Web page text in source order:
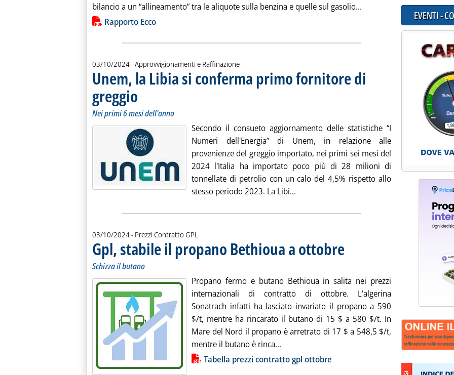
bilancio a un “allineamento” tra le aliquote sulla benzina e quelle sul gasolio... Leggi tutta la notizia:
Lista allegati PDF alla notizia
Rapporto Ecco
03/10/2024- Approvvigionamenti e Raffinazione
Unem, la Libia si conferma primo fornitore di
greggio
Nei primi 6 mesi dell'anno
Secondo il consueto aggiornamento delle statistiche “I
Numeri dell'Energia” di Unem, in relazione alle
provenienze del greggio importato, nei primi sei mesi del
2024 l'Italia ha importato poco più di 28 milioni di
tonnellate di petrolio con un calo del 4,5% rispetto allo
stesso periodo 2023. La Libi... Leggi tutta la notizia: 'Unem, la Libia si
03/10/2024- Prezzi Contratto GPL
Gpl, stabile il propano Bethioua a ottobre
Schizza il butano
Propano fermo e butano Bethioua in salita nei prezzi
internazionali di contratto di ottobre. L'algerina
Sonatrach infatti ha lasciato invariato il propano a 590
$/t, mentre ha rincarato il butano di 15 $ a 580 $/t. In
Mare del Nord il propano è arretrato di 17 $ a 548,5 $/t,
mentre il butano è rinca... Leggi tutta la notizia: 'Gpl, stabile il propano
Lista allegati PDF alla notiziaTabella prezzi contratto gpl ottobre
EVENTI -